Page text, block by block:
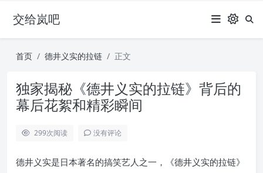
交给岚吧
首页 德井义实的拉链 正文
独家揭秘《德井义实的拉链》背后的
幕后花絮和精彩瞬间
299次阅读 没有评论
德井义实是日本著名的搞笑艺人之一，《德井义实的拉链》